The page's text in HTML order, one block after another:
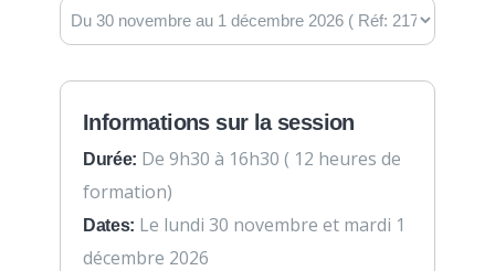
Informations sur la session
Durée: De 9h30 à 16h30 ( 12 heures de
formation)
Dates: Le lundi 30 novembre et mardi 1
décembre 2026